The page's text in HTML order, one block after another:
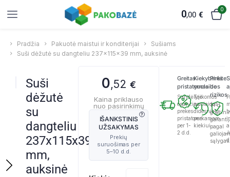
0,00 €
0
Pradžia Pakuotė maistui ir konditerijai
Sušiams
Suši dėžutė su dangteliu 237x115x39 mm, auksinė
Suši
dėžutė
su
dangteliu
237x115x39
mm,
auksinė
0,52 €
Kaina priklauso
nuo pasirinkimų
IŠANKSTINIS
UŽSAKYMAS
Greitas
pristatymas
Sandėlyje
esančias
prekes
pristatome
per 1-
2 d.d.
Kiekybinės
nuolaidos
Taikomos
nuolaidos
didesniam
perkamam
kiekiui.
Pirkite
be
rizikos
14 d.
pagal
sąlygas.
ir